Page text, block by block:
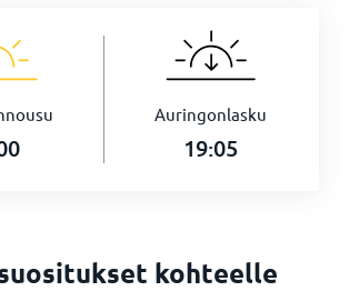
Auringonlasku
19:05
kohteelle